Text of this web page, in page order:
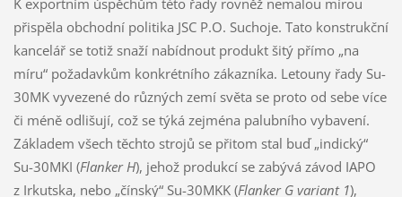
K exportním úspěchům této řady rovněž nemalou mírou
přispěla obchodní politika JSC P.O. Suchoje. Tato konstrukční
kancelář se totiž snaží nabídnout produkt šitý přímo „na
míru“ požadavkům konkrétního zákazníka. Letouny řady Su-
30MK vyvezené do různých zemí světa se proto od sebe více
či méně odlišují, což se týká zejména palubního vybavení.
Základem všech těchto strojů se přitom stal buď „indický“
Su-30MKI (Flanker H), jehož produkcí se zabývá závod IAPO
z Irkutska, nebo „čínský“ Su-30MKK (Flanker G variant 1),